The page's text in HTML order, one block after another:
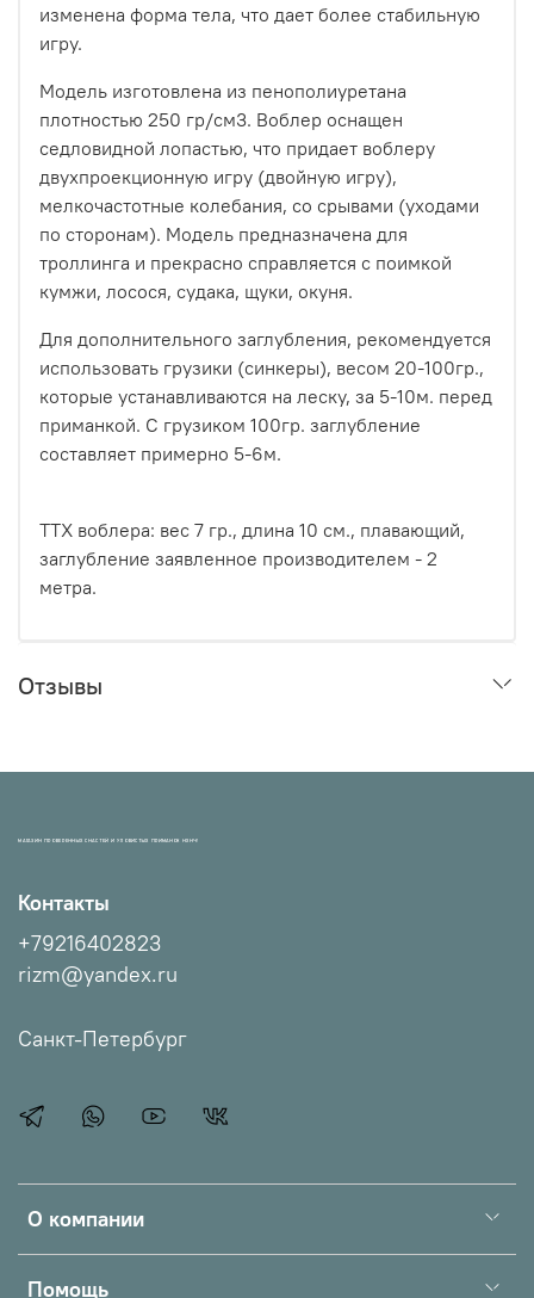
изменена форма тела, что дает более стабильную
игру.
Модель изготовлена из пенополиуретана
плотностью 250 гр/см3. Воблер оснащен
седловидной лопастью, что придает воблеру
двухпроекционную игру (двойную игру),
мелкочастотные колебания, со срывами (уходами
по сторонам). Модель предназначена для
троллинга и прекрасно справляется с поимкой
кумжи, лосося, судака, щуки, окуня.
Для дополнительного заглубления, рекомендуется
использовать грузики (синкеры), весом 20-100гр.,
которые устанавливаются на леску, за 5-10м. перед
приманкой. С грузиком 100гр. заглубление
составляет примерно 5-6м.
ТТХ воблера: вес 7 гр., длина 10 см., плавающий,
заглубление заявленное производителем - 2
метра.
Отзывы
МАГАЗИН ПРОВЕРЕННЫХ СНАСТЕЙ И УЛОВИСТЫХ ПРИМАНОК НХНЧ!
О компании
Помощь
Контакты
+79216402823
rizm@yandex.ru
Санкт-Петербург